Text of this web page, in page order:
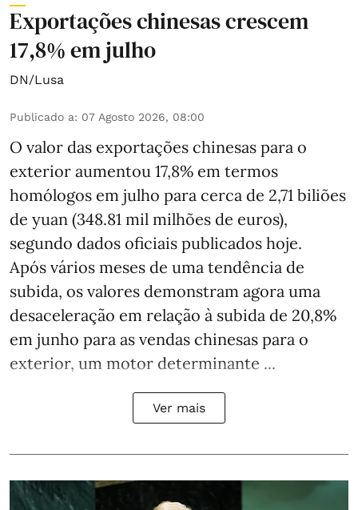
Exportações chinesas crescem
17,8% em julho
DN/Lusa
Publicado a: 07 Agosto 2026, 08:00
O valor das exportações chinesas para o
exterior aumentou 17,8% em termos
homólogos em julho para cerca de 2,71 biliões
de yuan (348.81 mil milhões de euros),
segundo dados oficiais publicados hoje.
Após vários meses de uma tendência de
subida, os valores demonstram agora uma
desaceleração em relação à subida de 20,8%
em junho para as vendas chinesas para o
exterior, um motor determinante ...
Ver mais